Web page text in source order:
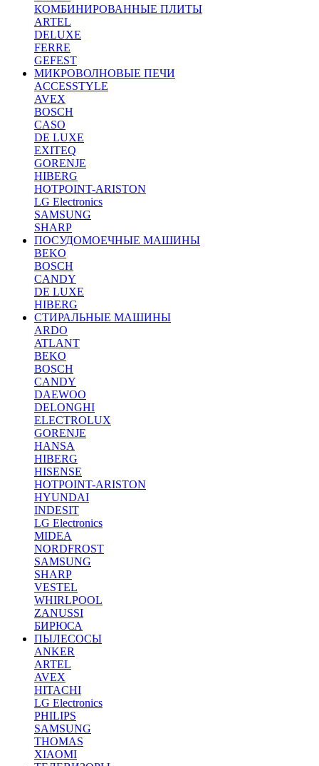
КОМБИНИРОВАННЫЕ ПЛИТЫ
ARTEL
DELUXE
FERRE
GEFEST
МИКРОВОЛНОВЫЕ ПЕЧИ
ACCESSTYLE
AVEX
BOSCH
CASO
DE LUXE
EXITEQ
GORENJE
HIBERG
HOTPOINT-ARISTON
LG Electronics
SAMSUNG
SHARP
ПОСУДОМОЕЧНЫЕ МАШИНЫ
BEKO
BOSCH
CANDY
DE LUXE
HIBERG
СТИРАЛЬНЫЕ МАШИНЫ
ARDO
ATLANT
BEKO
BOSCH
CANDY
DAEWOO
DELONGHI
ELECTROLUX
GORENJE
HANSA
HIBERG
HISENSE
HOTPOINT-ARISTON
HYUNDAI
INDESIT
LG Electronics
MIDEA
NORDFROST
SAMSUNG
SHARP
VESTEL
WHIRLPOOL
ZANUSSI
БИРЮСА
ПЫЛЕСОСЫ
ANKER
ARTEL
AVEX
HITACHI
LG Electronics
PHILIPS
SAMSUNG
THOMAS
XIAOMI